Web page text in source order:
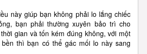
này giúp bạn không phải lo lắng chiếc
bạn phải thường xuyên bảo trì cho
gian và tốn kém đúng không, với một
thì bạn có thể gác mối lo này sang